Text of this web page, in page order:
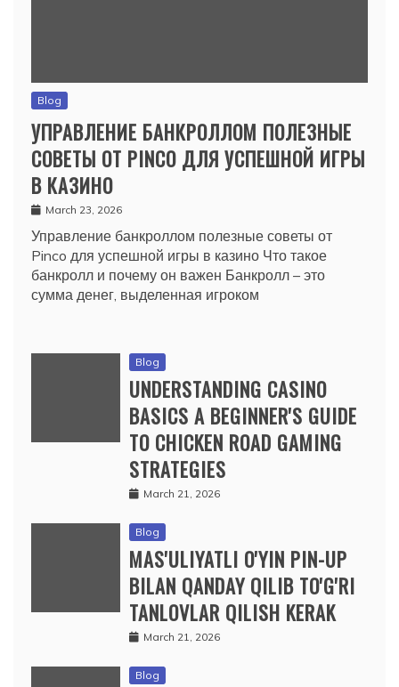
Blog
УПРАВЛЕНИЕ БАНКРОЛЛОМ ПОЛЕЗНЫЕ
СОВЕТЫ ОТ PINCO ДЛЯ УСПЕШНОЙ ИГРЫ
В КАЗИНО
March 23, 2026
Управление банкроллом полезные советы от
Pinco для успешной игры в казино Что такое
банкролл и почему он важен Банкролл – это
сумма денег, выделенная игроком
Blog
UNDERSTANDING CASINO
BASICS A BEGINNER'S GUIDE
TO CHICKEN ROAD GAMING
STRATEGIES
March 21, 2026
Blog
MAS'ULIYATLI O'YIN PIN-UP
BILAN QANDAY QILIB TO'G'RI
TANLOVLAR QILISH KERAK
March 21, 2026
Blog